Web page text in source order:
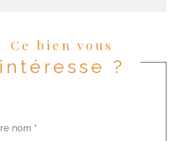
Ce bien vous
intéresse ?
par